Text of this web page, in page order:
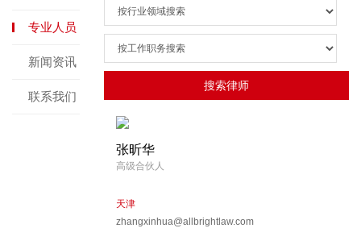
专业人员
新闻资讯
联系我们
张昕华
高级合伙人
天津
zhangxinhua@allbrightlaw.com